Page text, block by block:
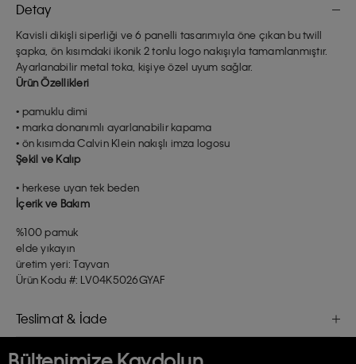
Detay
Kavisli dikişli siperliği ve 6 panelli tasarımıyla öne çıkan bu twill
şapka, ön kısımdaki ikonik 2 tonlu logo nakışıyla tamamlanmıştır.
Ayarlanabilir metal toka, kişiye özel uyum sağlar.
Ürün Özellikleri
• pamuklu dimi
• marka donanımlı ayarlanabilir kapama
• ön kısımda Calvin Klein nakışlı imza logosu
Şekil ve Kalıp
• herkese uyan tek beden
İçerik ve Bakım
%100 pamuk
elde yıkayın
üretim yeri: Tayvan
Ürün Kodu #: LV04K5026GYAF
Teslimat & İade